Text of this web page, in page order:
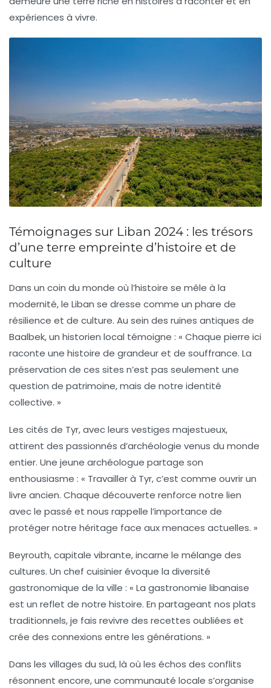
expériences à vivre.
Témoignages sur Liban 2024 : les trésors
d’une terre empreinte d’histoire et de
culture
Dans un coin du monde où l’histoire se mêle à la
modernité, le Liban se dresse comme un phare de
résilience et de culture. Au sein des ruines antiques de
Baalbek, un historien local témoigne : « Chaque pierre ici
raconte une histoire de grandeur et de souffrance. La
préservation de ces sites n’est pas seulement une
question de patrimoine, mais de notre identité
collective. »
Les cités de Tyr, avec leurs vestiges majestueux,
attirent des passionnés d’archéologie venus du monde
entier. Une jeune archéologue partage son
enthousiasme : « Travailler à Tyr, c’est comme ouvrir un
livre ancien. Chaque découverte renforce notre lien
avec le passé et nous rappelle l’importance de
protéger notre héritage face aux menaces actuelles. »
Beyrouth, capitale vibrante, incarne le mélange des
cultures. Un chef cuisinier évoque la diversité
gastronomique de la ville : « La gastronomie libanaise
est un reflet de notre histoire. En partageant nos plats
traditionnels, je fais revivre des recettes oubliées et
crée des connexions entre les générations. »
Dans les villages du sud, là où les échos des conflits
résonnent encore, une communauté locale s’organise